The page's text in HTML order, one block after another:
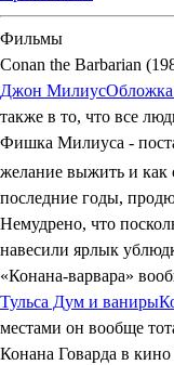
Фильмы
Conan the Barbarian
Джон Милиус
также в то, что все
Фишка Милиуса -
желание выжить и как
последние годы,
Немудрено, что
навесили ярлык
«Конана-варвара»
Тульса Дум и ваниры
местами он вообще
Конана Говарда в